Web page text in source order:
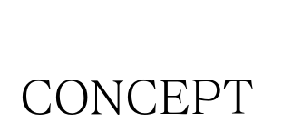
CONCEPT